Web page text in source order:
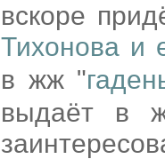
вскоре
Тихонова и
в жж "
выдаёт в